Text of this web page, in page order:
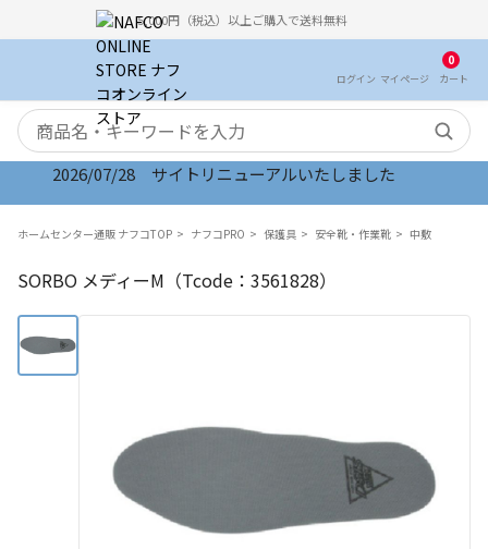
5,000円（税込）以上ご購入で送料無料
ログイン マイ ページ
0
カート
検索キーワード
2026/07/28 サイトリニューアルいたしました
ホームセンター通販 ナフコTOP ナフコPRO 保護具 安全靴・作業靴 中敷
SORBO メディーM（Tcode：3561828）